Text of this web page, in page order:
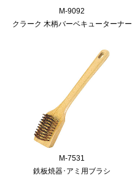
M-9092
クラーク 木柄バーベキューターナー
M-7531
鉄板焼器･アミ用ブラシ